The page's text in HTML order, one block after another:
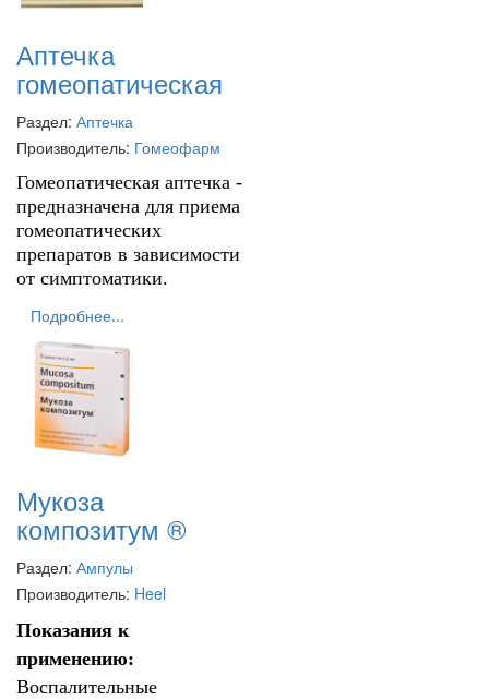
Аптечка
гомеопатическая
Раздел: Аптечка
Производитель: Гомеофарм
Гомеопатическая аптечка -
предназначена для приема
гомеопатических
препаратов в зависимости
от симптоматики.
Подробнее...
Мукоза
композитум ®
Раздел: Ампулы
Производитель: Heel
Показания к
применению:
Воспалительные